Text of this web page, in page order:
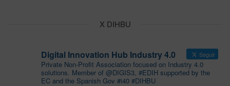
X DIHBU
Digital Innovation Hub Industry 4.0 Seguir
Private Non-Profit Association focused on Industry 4.0
solutions. Member of @DIGIS3, #EDIH supported by the
EC and the Spanish Gov #i40 #DIHBU